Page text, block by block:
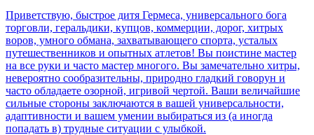
Приветствую, быстрое дитя Гермеса, универсального бога
торговли, геральдики, купцов, коммерции, дорог, хитрых
воров, умного обмана, захватывающего спорта, усталых
путешественников и опытных атлетов! Вы поистине мастер
на все руки и часто мастер многого. Вы замечательно хитры,
невероятно сообразительны, природно гладкий говорун и
часто обладаете озорной, игривой чертой. Ваши величайшие
сильные стороны заключаются в вашей универсальности,
адаптивности и вашем умении выбираться из (а иногда
попадать в) трудные ситуации с улыбкой.